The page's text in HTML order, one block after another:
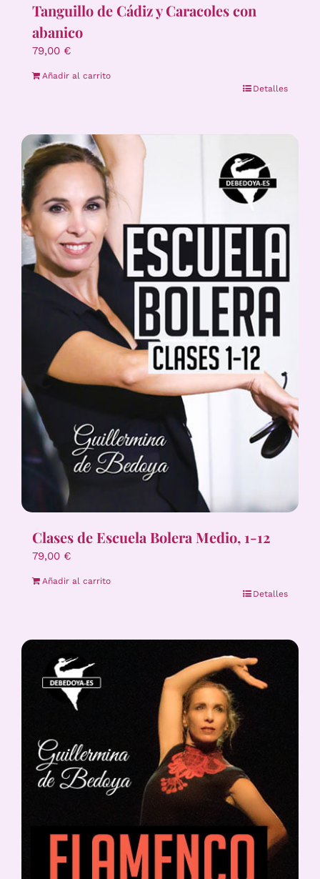
Tanguillo de Cádiz y Caracoles con
abanico
79,00 €
Añadir al carrito
Detalles
Clases de Escuela Bolera Medio, 1-12
79,00 €
Añadir al carrito
Detalles